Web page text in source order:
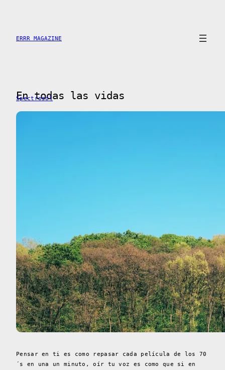
contenido
ERRR MAGAZINE
En todas las vidas
Spectrosol
Pensar en ti es como repasar cada película de los 70
´s en una un minuto, oír tu voz es como que si en